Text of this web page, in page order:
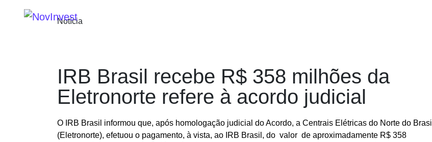
Notícia
IRB Brasil recebe R$ 358 milhões da
Eletronorte refere à acordo judicial
O IRB Brasil informou que, após homologação judicial do Acordo, a Centrais Elétricas do Norte do Brasil
(Eletronorte), efetuou o pagamento, à vista, ao IRB Brasil, do valor de aproximadamente R$ 358